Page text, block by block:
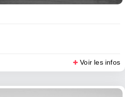
Voir les infos